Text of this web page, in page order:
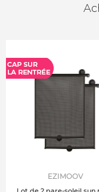
EZIMOOV